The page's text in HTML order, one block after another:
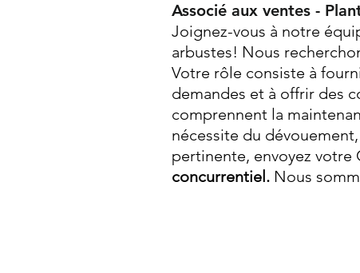
Associé aux ventes -
Joignez-vous à notre
arbustes! Nous
Votre rôle consiste à
demandes et à offrir des
comprennent la
nécessite du
pertinente, envoyez votre
concurrentiel. Nous